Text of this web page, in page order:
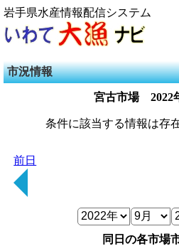
岩手県水産情報配信システム
市況情報
宮古市場 2022
条件に該当する情報は存
前日
同日の各市場